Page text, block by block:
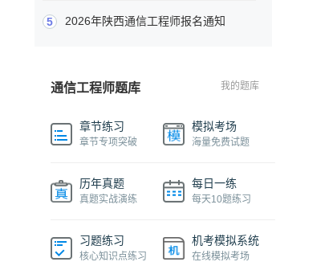
5 2026年陕西通信工程师报名通知
通信工程师题库 我的题库
章节练习
章节专项突破
模拟考场
海量免费试题
历年真题
真题实战演练
每日一练
每天10题练习
习题练习
核心知识点练习
机考模拟系统
在线模拟考场